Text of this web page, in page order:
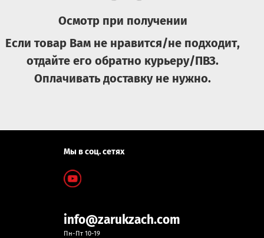
Осмотр при получении
Если товар Вам не нравится/не подходит,
отдайте его обратно курьеру/ПВЗ.
Оплачивать доставку не нужно.
Мы в соц. сетях
info@zarukzach.com
Пн-Пт 10-19